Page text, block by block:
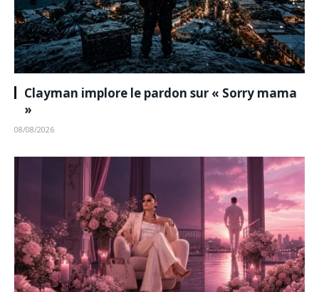
Clayman implore le pardon sur « Sorry mama
»
08/08/2026